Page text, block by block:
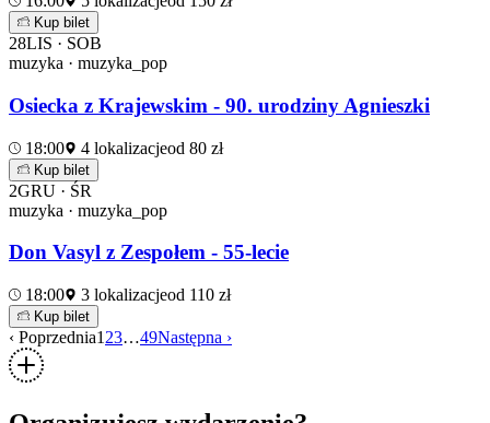
Kup bilet
28LIS · SOB
muzyka · muzyka_pop
Osiecka z Krajewskim - 90. urodziny Agnieszki
18:00 4 lokalizacjeod 80 zł
Kup bilet
2GRU · ŚR
muzyka · muzyka_pop
Don Vasyl z Zespołem - 55-lecie
18:00 3 lokalizacjeod 110 zł
Kup bilet
‹ Poprzednia1 23…49Następna ›